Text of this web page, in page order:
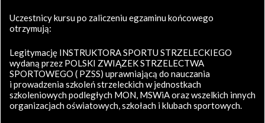
Uczestnicy kursu po zaliczeniu egzaminu końcowego
otrzymują:
Legitymację INSTRUKTORA SPORTU STRZELECKIEGO
wydaną przez POLSKI ZWIĄZEK STRZELECTWA
SPORTOWEGO ( PZSS) uprawniającą do nauczania
i prowadzenia szkoleń strzeleckich w jednostkach
szkoleniowych podległych MON, MSWiA oraz wszelkich innych
organizacjach oświatowych, szkołach i klubach sportowych.